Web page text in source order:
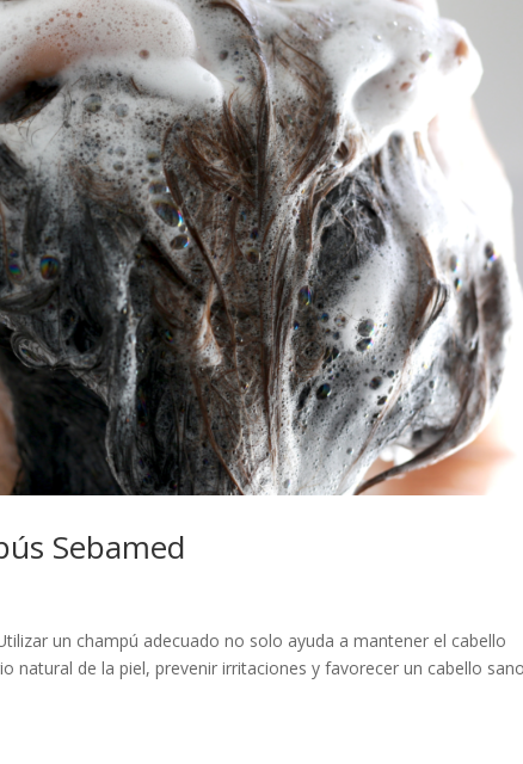
Sebamed
un champú adecuado no solo ayuda a mantener el cabello
natural de la piel, prevenir irritaciones y favorecer un cabello